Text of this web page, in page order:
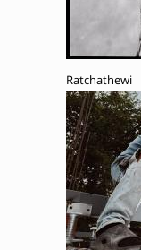
Ratchathewi